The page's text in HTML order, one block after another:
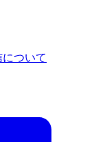
ついて